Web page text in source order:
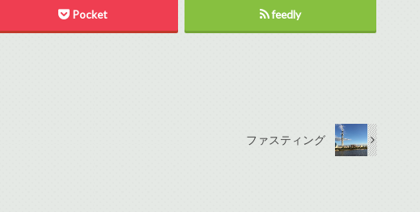
Pocket feedly
ファスティング